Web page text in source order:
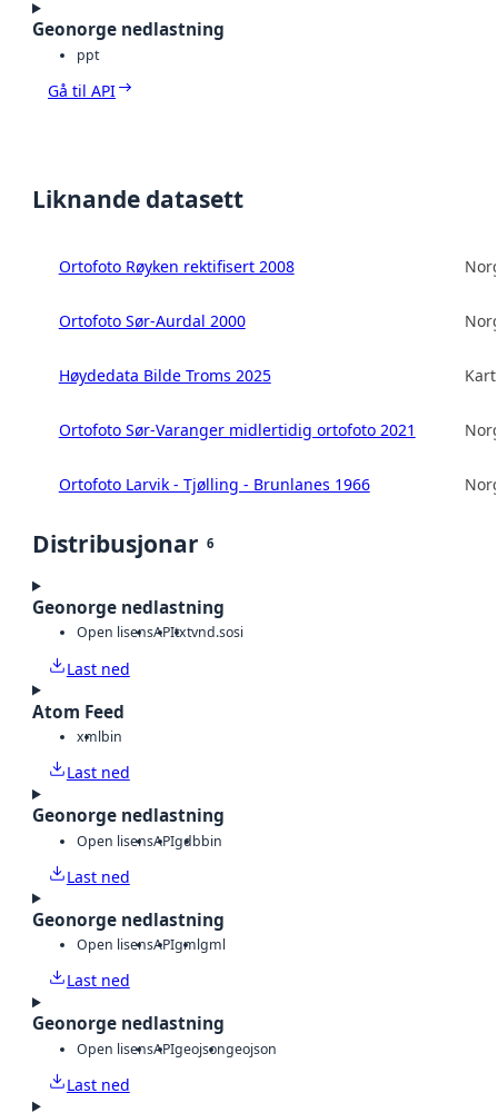
Geonorge nedlastning
ppt
Gå til API
Liknande datasett
Ortofoto Røyken rektifisert 2008
Ortofoto Sør-Aurdal 2000
Høydedata Bilde Troms 2025
Ortofoto Sør-Varanger midlertidig ortofoto 2021
Ortofoto Larvik - Tjølling - Brunlanes 1966
Distribusjonar 6
Geonorge nedlastning
Open lisensAPItxtvnd.sosi
Last ned
Atom Feed
xmlbin
Last ned
Geonorge nedlastning
Open lisensAPIgdbbin
Last ned
Geonorge nedlastning
Open lisensAPIgmlgml
Last ned
Geonorge nedlastning
Open lisensAPIgeojsongeojson
Last ned